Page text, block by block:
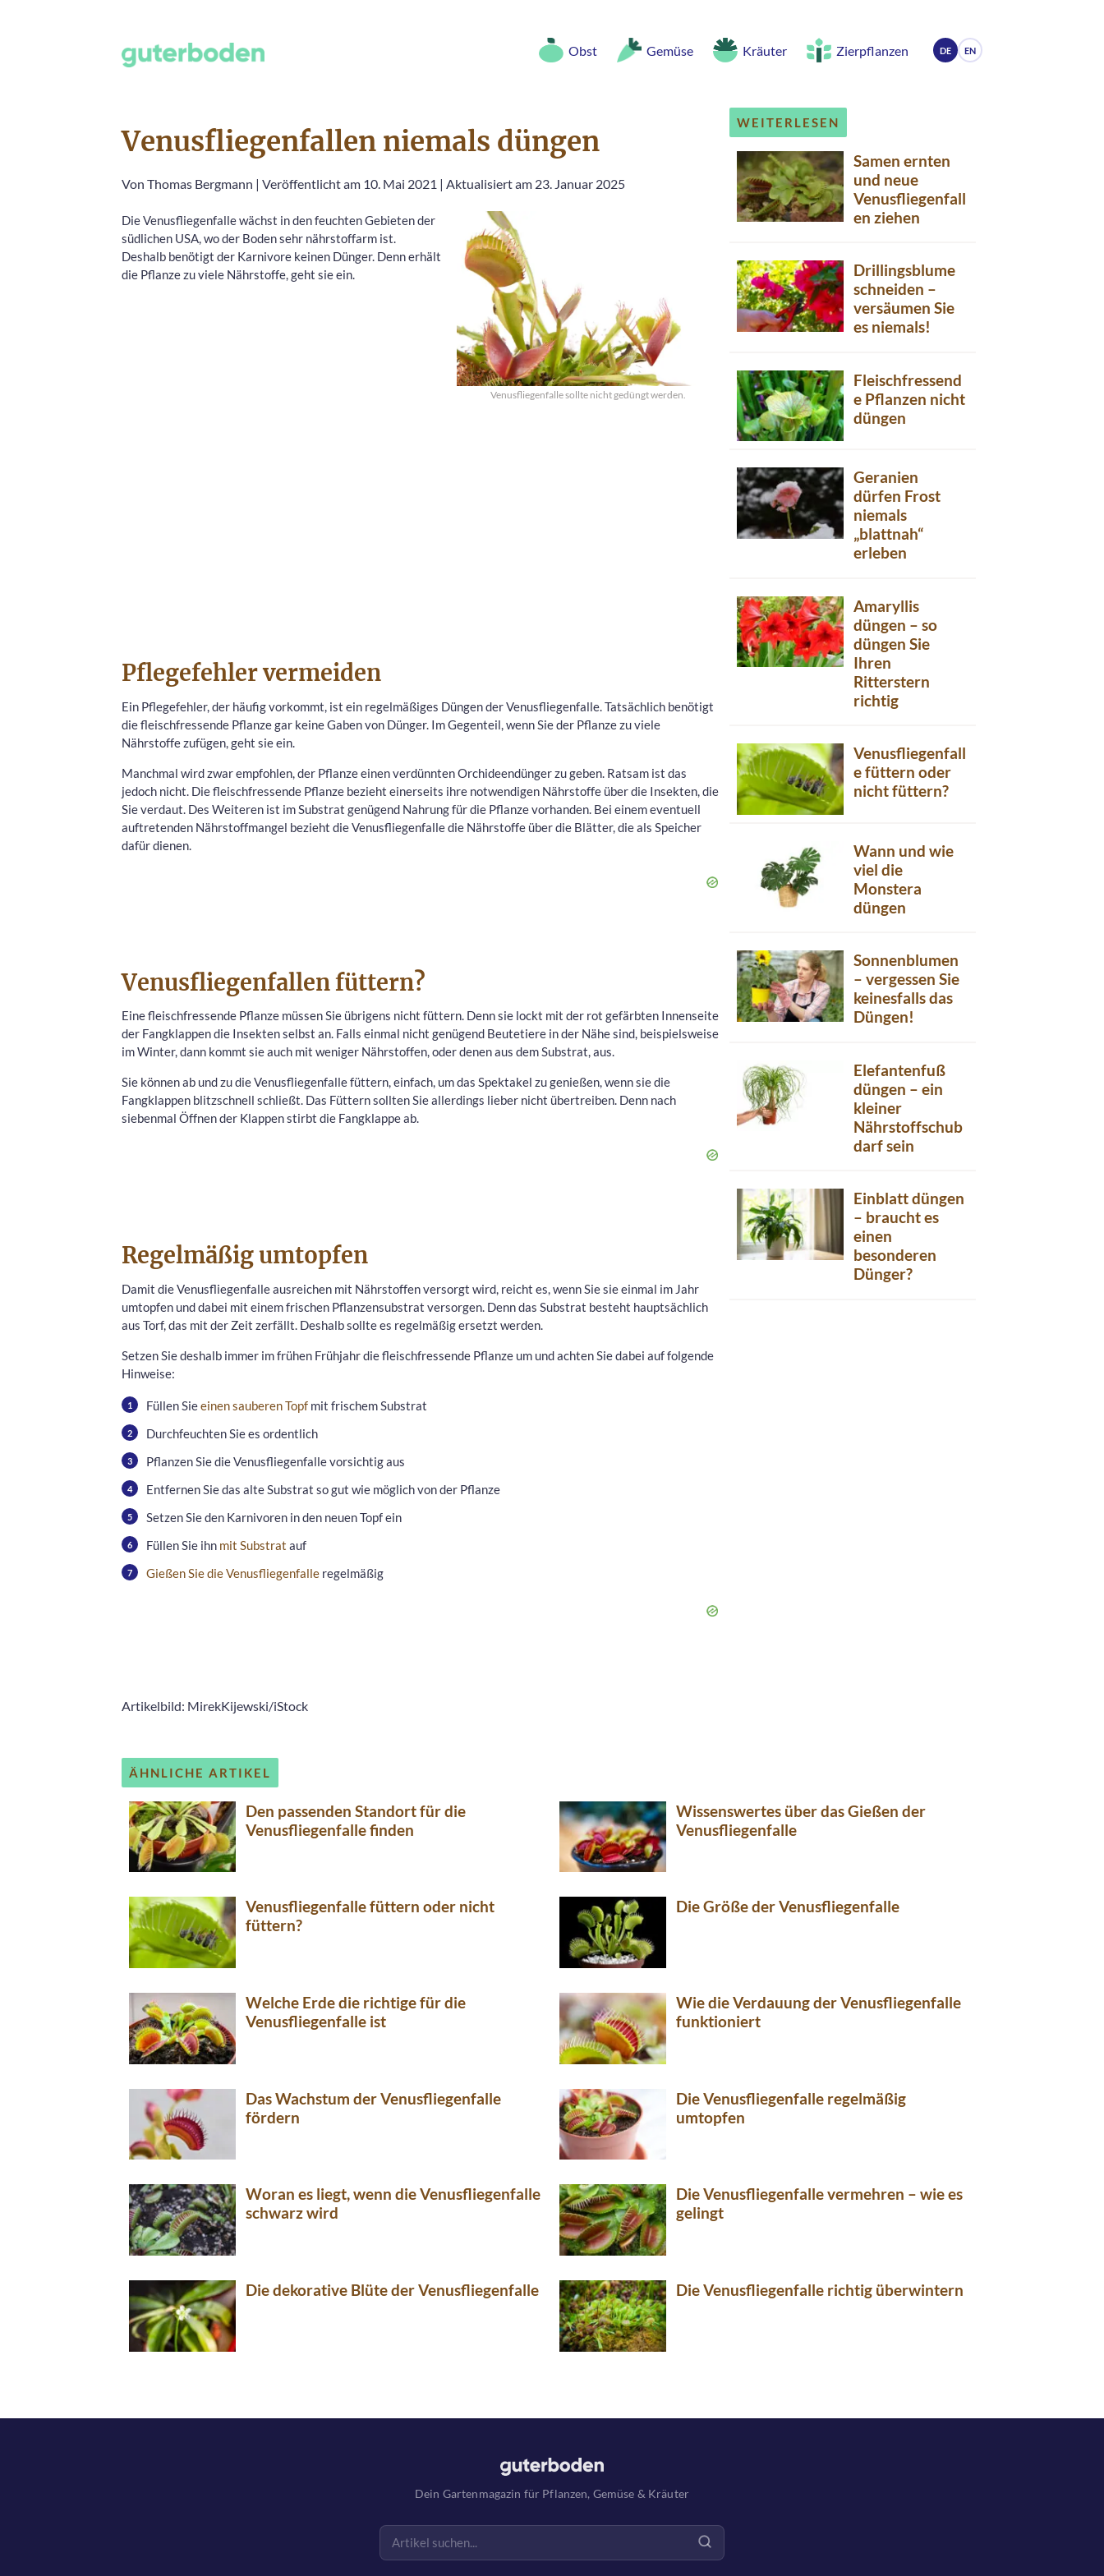
Obst Gemüse Kräuter Zierpflanzen DE EN
Venusfliegenfallen niemals düngen
Von Thomas Bergmann | Veröffentlicht am 10. Mai 2021 | Aktualisiert am 23. Januar 2025
Venusfliegenfalle sollte nicht gedüngt werden.
Die Venusfliegenfalle wächst in den feuchten Gebieten der
südlichen USA, wo der Boden sehr nährstoffarm ist.
Deshalb benötigt der Karnivore keinen Dünger. Denn erhält
die Pflanze zu viele Nährstoffe, geht sie ein.
Pflegefehler vermeiden
Ein Pflegefehler, der häufig vorkommt, ist ein regelmäßiges Düngen der Venusfliegenfalle. Tatsächlich benötigt
die fleischfressende Pflanze gar keine Gaben von Dünger. Im Gegenteil, wenn Sie der Pflanze zu viele
Nährstoffe zufügen, geht sie ein.
Manchmal wird zwar empfohlen, der Pflanze einen verdünnten Orchideendünger zu geben. Ratsam ist das
jedoch nicht. Die fleischfressende Pflanze bezieht einerseits ihre notwendigen Nährstoffe über die Insekten, die
Sie verdaut. Des Weiteren ist im Substrat genügend Nahrung für die Pflanze vorhanden. Bei einem eventuell
auftretenden Nährstoffmangel bezieht die Venusfliegenfalle die Nährstoffe über die Blätter, die als Speicher
dafür dienen.
Venusfliegenfallen füttern?
Eine fleischfressende Pflanze müssen Sie übrigens nicht füttern. Denn sie lockt mit der rot gefärbten Innenseite
der Fangklappen die Insekten selbst an. Falls einmal nicht genügend Beutetiere in der Nähe sind, beispielsweise
im Winter, dann kommt sie auch mit weniger Nährstoffen, oder denen aus dem Substrat, aus.
Sie können ab und zu die Venusfliegenfalle füttern, einfach, um das Spektakel zu genießen, wenn sie die
Fangklappen blitzschnell schließt. Das Füttern sollten Sie allerdings lieber nicht übertreiben. Denn nach
siebenmal Öffnen der Klappen stirbt die Fangklappe ab.
Regelmäßig umtopfen
Damit die Venusfliegenfalle ausreichen mit Nährstoffen versorgt wird, reicht es, wenn Sie sie einmal im Jahr
umtopfen und dabei mit einem frischen Pflanzensubstrat versorgen. Denn das Substrat besteht hauptsächlich
aus Torf, das mit der Zeit zerfällt. Deshalb sollte es regelmäßig ersetzt werden.
Setzen Sie deshalb immer im frühen Frühjahr die fleischfressende Pflanze um und achten Sie dabei auf folgende
Hinweise:
Füllen Sieeinen sauberen Topf mit frischem Substrat
Durchfeuchten Sie es ordentlich
Pflanzen Sie die Venusfliegenfalle vorsichtig aus
Entfernen Sie das alte Substrat so gut wie möglich von der Pflanze
Setzen Sie den Karnivoren in den neuen Topf ein
Füllen Sie ihn mit Substrat auf
Gießen Sie die Venusfliegenfalle regelmäßig
Artikelbild: MirekKijewski/iStock
WEITERLESEN
Samen ernten
und neue
Venusfliegenfall
en ziehen
Drillingsblume
schneiden –
versäumen Sie
es niemals!
Fleischfressend
e Pflanzen nicht
düngen
Geranien
dürfen Frost
niemals
„blattnah“
erleben
Amaryllis
düngen – so
düngen Sie
Ihren
Ritterstern
richtig
Venusfliegenfall
e füttern oder
nicht füttern?
Wann und wie
viel die
Monstera
düngen
Sonnenblumen
– vergessen Sie
keinesfalls das
Düngen!
Elefantenfuß
düngen – ein
kleiner
Nährstoffschub
darf sein
Einblatt düngen
– braucht es
einen
besonderen
Dünger?
ÄHNLICHE ARTIKEL
Den passenden Standort für die
Venusfliegenfalle finden
Wissenswertes über das Gießen der
Venusfliegenfalle
Venusfliegenfalle füttern oder nicht
füttern?
Die Größe der Venusfliegenfalle
Welche Erde die richtige für die
Venusfliegenfalle ist
Wie die Verdauung der Venusfliegenfalle
funktioniert
Das Wachstum der Venusfliegenfalle
fördern
Die Venusfliegenfalle regelmäßig
umtopfen
Woran es liegt, wenn die Venusfliegenfalle
schwarz wird
Die Venusfliegenfalle vermehren – wie es
gelingt
Die dekorative Blüte der Venusfliegenfalle Die Venusfliegenfalle richtig überwintern
Dein Gartenmagazin für Pflanzen, Gemüse & Kräuter